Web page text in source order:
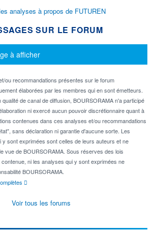
analyses à propos de FUTUREN
SUR LE FORUM
à afficher
ou recommandations présentes sur le forum
élaborées par les membres qui en sont émetteurs.
de canal de diffusion, BOURSORAMA n'a participé
ni exercé aucun pouvoir discrétionnaire quant à
contenues dans ces analyses et/ou recommandations
sans déclaration ni garantie d'aucune sorte. Les
y sont exprimées sont celles de leurs auteurs et ne
vue de BOURSORAMA. Sous réserves des lois
ni les analyses qui y sont exprimées ne
BOURSORAMA.
Voir tous les forums